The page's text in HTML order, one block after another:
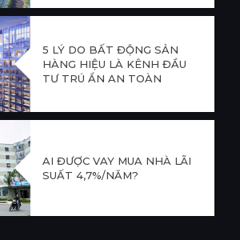
QUÝ 3
5 LÝ DO BẤT ĐỘNG SẢN
HÀNG HIỆU LÀ KÊNH ĐẦU
TƯ TRÚ ẨN AN TOÀN
AI ĐƯỢC VAY MUA NHÀ LÃI
SUẤT 4,7%/NĂM?